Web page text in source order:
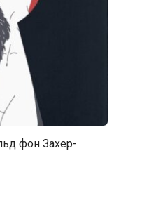
фон Захер-